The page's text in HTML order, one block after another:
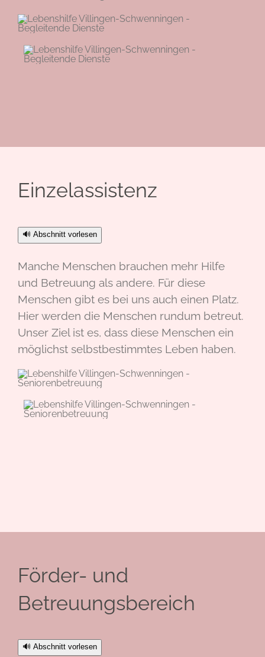
Einzel­assistenz
🔊 Abschnitt vorlesen
Manche Menschen brauchen mehr Hilfe
und Betreuung als andere. Für diese
Menschen gibt es bei uns auch einen Platz.
Hier werden die Menschen rundum betreut.
Unser Ziel ist es, dass diese Menschen ein
möglichst selbstbestimmtes Leben haben.
Förder- und
Betreuungsbereich
🔊 Abschnitt vorlesen